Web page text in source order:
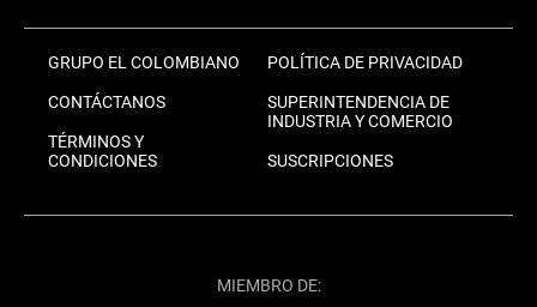
GRUPO EL COLOMBIANO
CONTÁCTANOS
TÉRMINOS Y
CONDICIONES
POLÍTICA DE PRIVACIDAD
SUPERINTENDENCIA DE
INDUSTRIA Y COMERCIO
SUSCRIPCIONES
MIEMBRO DE: